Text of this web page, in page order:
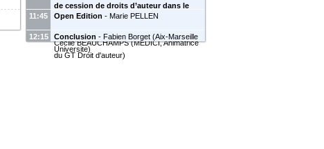
sciences)
de cession de droits d’auteur dans le
cadre de l'édition scientifique publique
Cécile BEAUCHAMPS (MEDICI, Animatrice
du GT Droit d'auteur)
11:45 Open Edition - Marie PELLEN
12:15 Conclusion - Fabien Borget (Aix-Marseille
Universite)